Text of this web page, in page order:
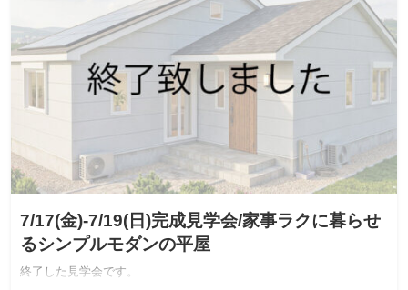
7/17(金)-7/19(日)完成見学会/家事ラクに暮らせ
るシンプルモダンの平屋
終了した見学会です。